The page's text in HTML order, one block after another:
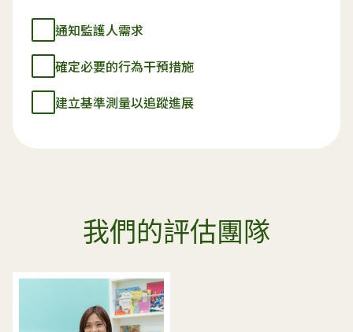
通知監護人需求
確定必要的行為干預措施
建立基準測量以追蹤進展
我們的評估團隊